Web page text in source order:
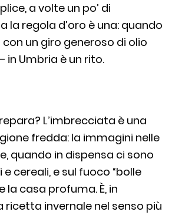
a volte un po’ di
la regola d’oro è una: quando
con un giro generoso di olio
in Umbria è un rito.
L’imbrecciata è una
fredda: la immagini nelle
quando in dispensa ci sono
cereali, e sul fuoco “bolle
la casa profuma. È, in
ricetta invernale nel senso più